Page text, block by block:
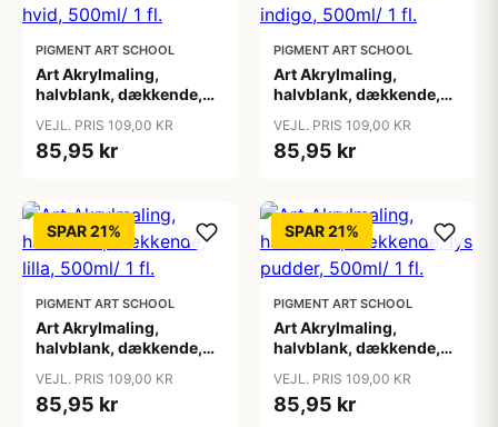
PIGMENT ART SCHOOL
Art Akrylmaling,
halvblank, dækkende,
VEJL. PRIS 109,00 KR
85,95 kr
PIGMENT ART SCHOOL
Art Akrylmaling,
halvblank, dækkende,
VEJL. PRIS 109,00 KR
85,95 kr
SPAR 21%
PIGMENT ART SCHOOL
Art Akrylmaling,
halvblank, dækkende,
VEJL. PRIS 109,00 KR
85,95 kr
SPAR 21%
PIGMENT ART SCHOOL
Art Akrylmaling,
halvblank, dækkende,
VEJL. PRIS 109,00 KR
85,95 kr